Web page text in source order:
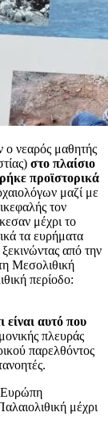
ο νεαρός μαθητής
στο πλαίσιο
προϊστορικά
μαζί με
τον
μέχρι το
τα ευρήματα
από την
Μεσολιθική
περίοδο:
είναι αυτό που
πλευράς
παρελθόντος
Ευρώπη
μέχρι